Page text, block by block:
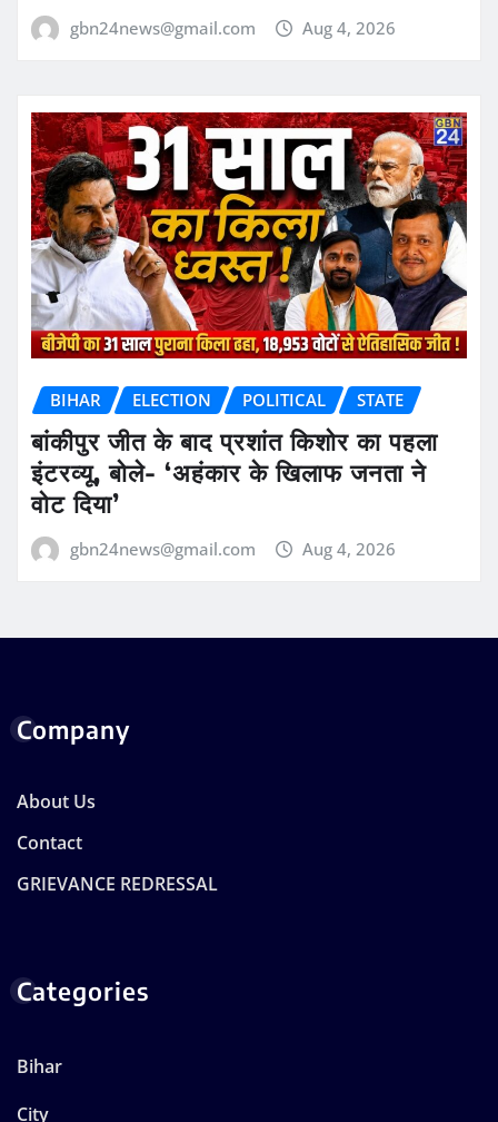
gbn24news@gmail.com Aug 4, 2026
BIHAR ELECTION POLITICAL STATE
बांकीपुर जीत के बाद प्रशांत किशोर का पहला
इंटरव्यू, बोले- ‘अहंकार के खिलाफ जनता ने
वोट दिया’
gbn24news@gmail.com Aug 4, 2026
Company
About Us
Contact
GRIEVANCE REDRESSAL
Categories
Bihar
City